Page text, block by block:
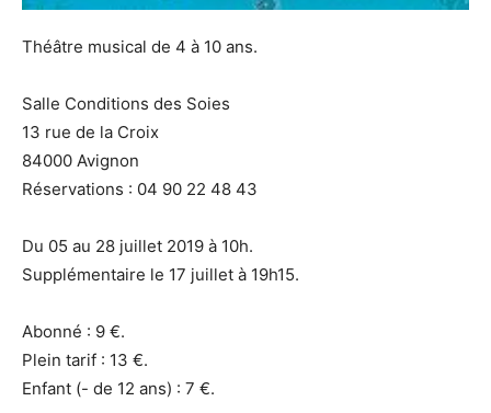
Théâtre musical de 4 à 10 ans.
Salle Conditions des Soies
13 rue de la Croix
84000 Avignon
Réservations : 04 90 22 48 43
Du 05 au 28 juillet 2019 à 10h.
Supplémentaire le 17 juillet à 19h15.
Abonné : 9 €.
Plein tarif : 13 €.
Enfant (- de 12 ans) : 7 €.